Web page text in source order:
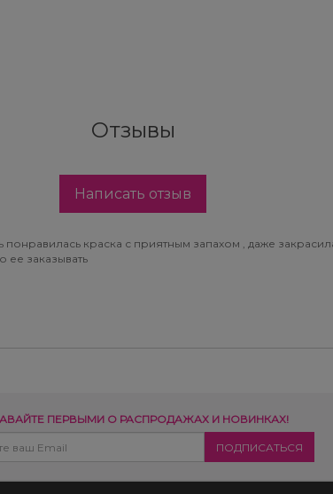
Отзывы
Написать отзыв
понравилась краска с приятным запахом , даже
ее заказывать
ПЕРВЫМИ О РАСПРОДАЖАХ И НОВИНКАХ!